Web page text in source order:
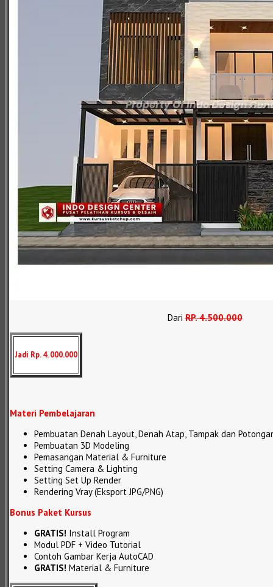
DariRP.4.500.000
Jadi Rp. 4. 000.000
Materi Pembelajaran
Pembuatan Denah Layout, Denah Atap, Tampak dan
Pembuatan 3D Modeling
Pemasangan Material & Furniture
Setting Camera & Lighting
Setting Set Up Render
Rendering Vray (Eksport JPG/PNG)
Bonus Paket Kursus
GRATIS! Install Program
Modul PDF + Video Tutorial
Contoh Gambar Kerja AutoCAD
GRATIS! Material & Furniture